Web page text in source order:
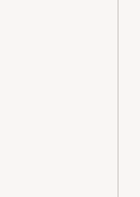
helpen de